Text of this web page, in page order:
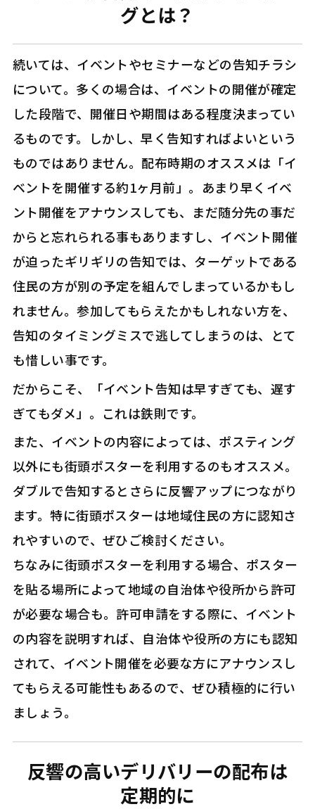
グとは？
続いては、イベントやセミナーなどの告知チラシ
について。多くの場合は、イベントの開催が確定
した段階で、開催日や期間はある程度決まってい
るものです。しかし、早く告知すればよいという
ものではありません。配布時期のオススメは「イ
ベントを開催する約1ヶ月前」。あまり早くイベ
ント開催をアナウンスしても、まだ随分先の事だ
からと忘れられる事もありますし、イベント開催
が迫ったギリギリの告知では、ターゲットである
住民の方が別の予定を組んでしまっているかもし
れません。参加してもらえたかもしれない方を、
告知のタイミングミスで逃してしまうのは、とて
も惜しい事です。
だからこそ、「イベント告知は早すぎても、遅す
ぎてもダメ」。これは鉄則です。
また、イベントの内容によっては、ポスティング
以外にも街頭ポスターを利用するのもオススメ。
ダブルで告知するとさらに反響アップにつながり
ます。特に街頭ポスターは地域住民の方に認知さ
れやすいので、ぜひご検討ください。
ちなみに街頭ポスターを利用する場合、ポスター
を貼る場所によって地域の自治体や役所から許可
が必要な場合も。許可申請をする際に、イベント
の内容を説明すれば、自治体や役所の方にも認知
されて、イベント開催を必要な方にアナウンスし
てもらえる可能性もあるので、ぜひ積極的に行い
ましょう。
反響の高いデリバリーの配布は
定期的に